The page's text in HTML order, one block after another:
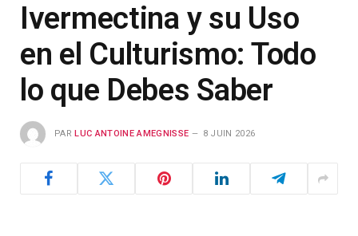
Ivermectina y su Uso
en el Culturismo: Todo
lo que Debes Saber
PAR LUC ANTOINE AMEGNISSE 8 JUIN 2026